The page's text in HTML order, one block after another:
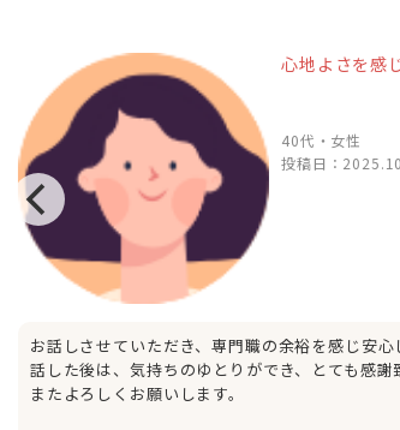
心地よさを感
40代・女性
投稿日：
お話しさせていただき、専門職の余裕を感じ安
話した後は、気持ちのゆとりができ、とても感謝
またよろしくお願いします。